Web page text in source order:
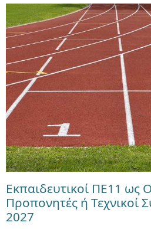
Εκπαιδευτικοί ΠΕ11 ως
Προπονητές ή Τεχνικοί
2027